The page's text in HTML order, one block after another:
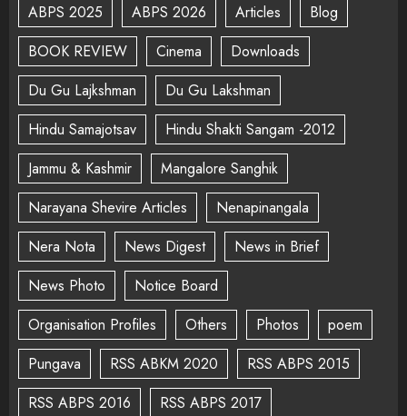
ABPS 2025
ABPS 2026 Articles
Blog
BOOK REVIEW
Cinema
Downloads
Du Gu Lajkshman
Du Gu Lakshman
Hindu Samajotsav
Hindu Shakti Sangam -2012
Jammu & Kashmir
Mangalore Sanghik
Narayana Shevire Articles
Nenapinangala
Nera Nota
News Digest
News in Brief
News Photo
Notice Board
Organisation Profiles
Others Photos
poem
Pungava
RSS ABKM 2020
RSS ABPS 2015
RSS ABPS 2016
RSS ABPS 2017